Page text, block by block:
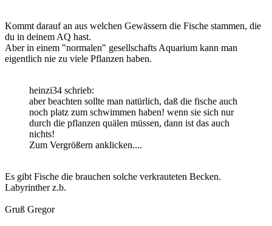
Kommt darauf an aus welchen Gewässern die Fische stammen, die
du in deinem AQ hast.
Aber in einem "normalen" gesellschafts Aquarium kann man
eigentlich nie zu viele Pflanzen haben.
heinzi34 schrieb:
aber beachten sollte man natürlich, daß die fische auch
noch platz zum schwimmen haben! wenn sie sich nur
durch die pflanzen quälen müssen, dann ist das auch
nichts!
Zum Vergrößern anklicken....
Es gibt Fische die brauchen solche verkrauteten Becken.
Labyrinther z.b.
Gruß Gregor